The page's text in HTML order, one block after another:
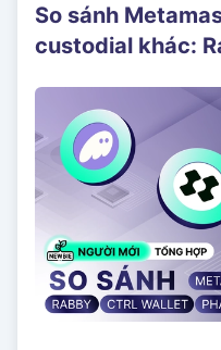
So sánh
custodial khác: